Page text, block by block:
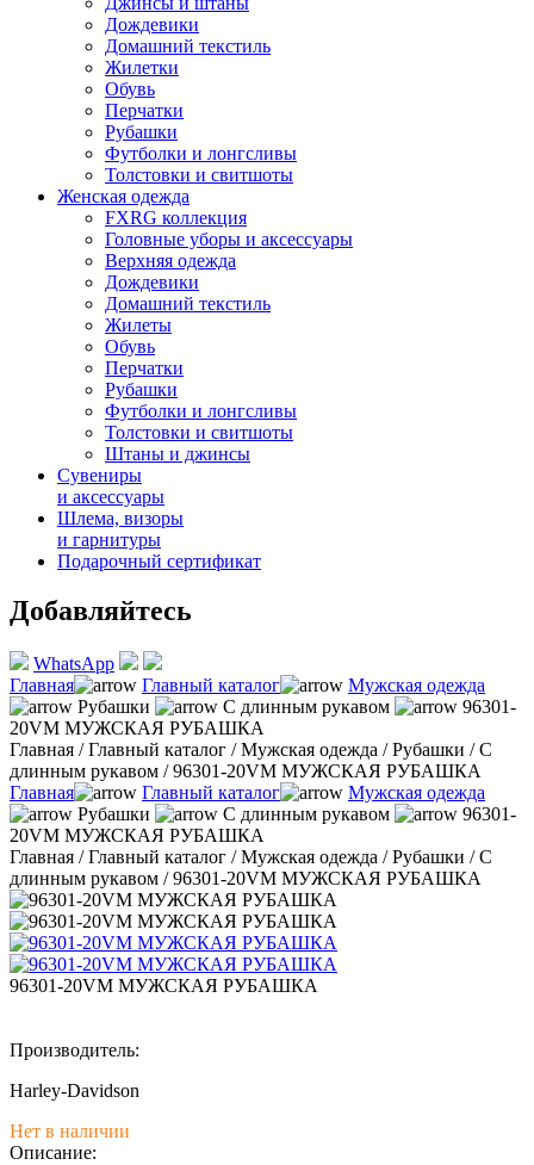
Дождевики
Домашний текстиль
Жилетки
Обувь
Перчатки
Рубашки
Футболки и лонгсливы
Толстовки и свитшоты
Женская одежда
FXRG коллекция
Головные уборы и аксессуары
Верхняя одежда
Дождевики
Домашний текстиль
Жилеты
Обувь
Перчатки
Рубашки
Футболки и лонгсливы
Толстовки и свитшоты
Штаны и джинсы
Сувениры
и аксессуары
Шлема, визоры
и гарнитуры
Подарочный сертификат
Добавляйтесь
WhatsApp
Главная
Главный каталог
Мужская одежда
Рубашки
С длинным рукавом
96301-
20VM МУЖСКАЯ РУБАШКА
Главная /Главный каталог /Мужская одежда /Рубашки /С
длинным рукавом /96301-20VM МУЖСКАЯ РУБАШКА
Главная
Главный каталог
Мужская одежда
Рубашки
С длинным рукавом
96301-
20VM МУЖСКАЯ РУБАШКА
Главная /Главный каталог /Мужская одежда /Рубашки /С
длинным рукавом /96301-20VM МУЖСКАЯ РУБАШКА
96301-20VM МУЖСКАЯ РУБАШКА
Производитель:
Harley-Davidson
Нет в наличии
Описание: